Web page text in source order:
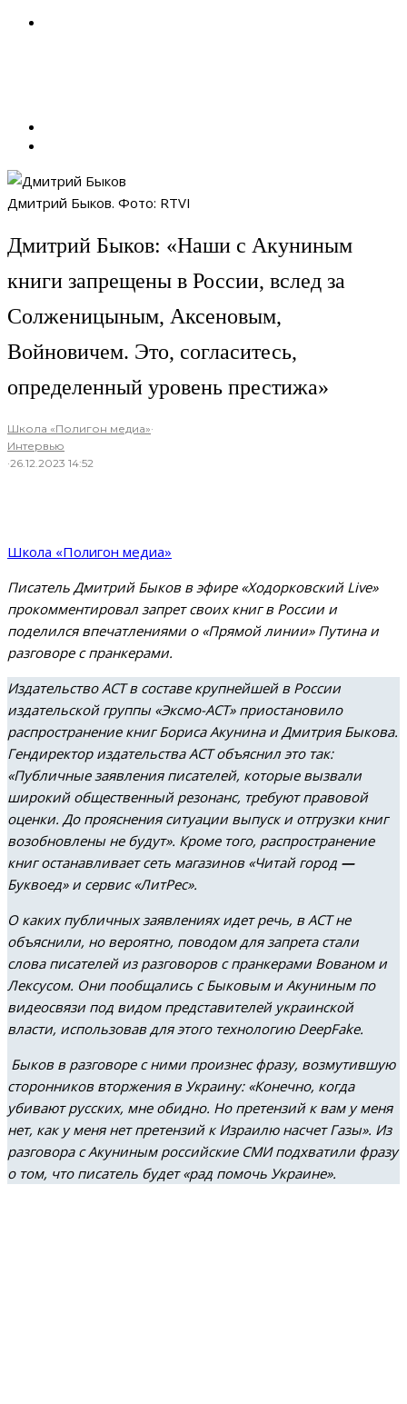
Дмитрий Быков. Фото: RTVI
Дмитрий Быков: «Наши с Акуниным
книги запрещены в России, вслед за
Солженицыным, Аксеновым,
Войновичем. Это, согласитесь,
определенный уровень престижа»
Школа «Полигон медиа»·
Интервью
·26.12.2023 14:52
Школа «Полигон медиа»
Писатель Дмитрий Быков в эфире «Ходорковский Live»
прокомментировал запрет своих книг в России и
поделился впечатлениями о «Прямой линии» Путина и
разговоре с пранкерами.
Издательство АСТ в составе крупнейшей в России
издательской группы «Эксмо-АСТ» приостановило
распространение книг Бориса Акунина и Дмитрия Быкова.
Гендиректор издательства АСТ объяснил это так:
«Публичные заявления писателей, которые вызвали
широкий общественный резонанс, требуют правовой
оценки. До прояснения ситуации выпуск и отгрузки книг
возобновлены не будут». Кроме того, распространение
книг останавливает сеть магазинов «Читай город —
Буквоед» и сервис «ЛитРес».
О каких публичных заявлениях идет речь, в АСТ не
объяснили, но вероятно, поводом для запрета стали
слова писателей из разговоров с пранкерами Вованом и
Лексусом. Они пообщались с Быковым и Акуниным по
видеосвязи под видом представителей украинской
власти, использовав для этого технологию DeepFake.
Быков в разговоре с ними произнес фразу, возмутившую
сторонников вторжения в Украину: «Конечно, когда
убивают русских, мне обидно. Но претензий к вам у меня
нет, как у меня нет претензий к Израилю насчет Газы». Из
разговора с Акуниным российские СМИ подхватили фразу
о том, что писатель будет «рад помочь Украине».